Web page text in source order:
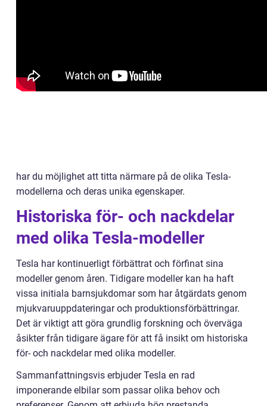
har du möjlighet att titta närmare på de olika Tesla-
modellerna och deras unika egenskaper.
Historiska för- och nackdelar
med olika Tesla-modeller
Tesla har kontinuerligt förbättrat och förfinat sina
modeller genom åren. Tidigare modeller kan ha haft
vissa initiala barnsjukdomar som har åtgärdats genom
mjukvaruuppdateringar och produktionsförbättringar.
Det är viktigt att göra grundlig forskning och överväga
åsikter från tidigare ägare för att få insikt om historiska
för- och nackdelar med olika modeller.
Sammanfattningsvis erbjuder Tesla en rad
imponerande elbilar som passar olika behov och